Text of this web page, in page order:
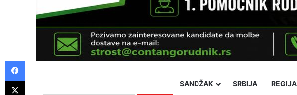
SANDŽAK SRBIJA REGIJA
Facebook
X